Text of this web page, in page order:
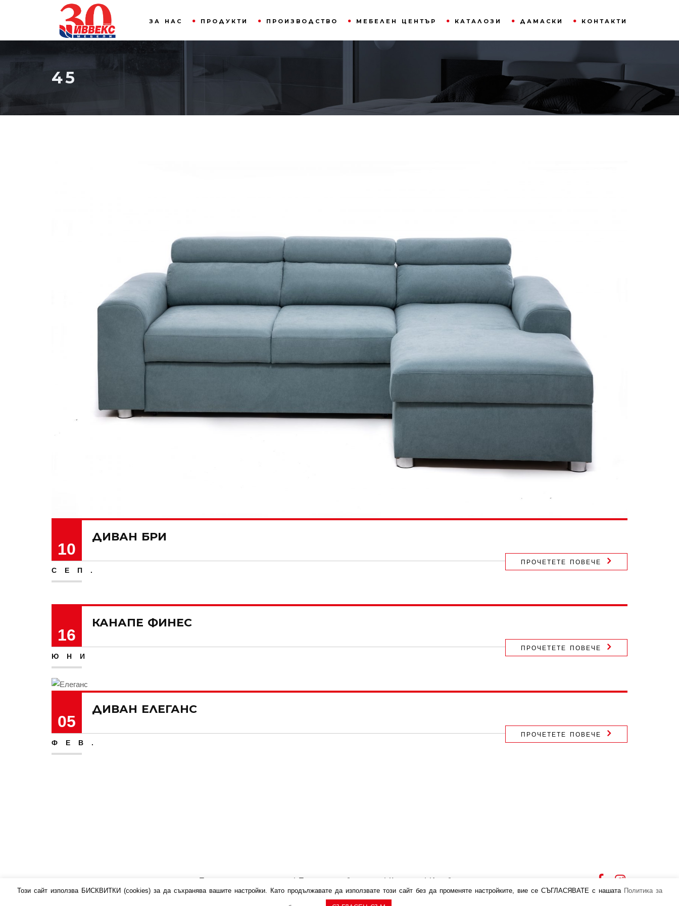
ЗА НАС ПРОДУКТИ ПРОИЗВОДСТВО МЕБЕЛЕН ЦЕНТЪР КАТАЛОЗИ ДАМАСКИ КОНТАКТИ
45
10
СЕП.
ДИВАН БРИ
ПРОЧЕТЕТЕ ПОВЕЧЕ
16
ЮНИ
КАНАПЕ ФИНЕС
ПРОЧЕТЕТЕ ПОВЕЧЕ
05
ФЕВ.
ДИВАН ЕЛЕГАНС
ПРОЧЕТЕТЕ ПОВЕЧЕ
Политика за лични данни | Политика за бисквитки | Каталози | Изработка на
уеб сайт Digitalis
Този сайт използва БИСКВИТКИ (cookies) за да съхранява вашите настройки. Като продължавате да използвате този сайт без да променяте настройките, вие се СЪГЛАСЯВАТЕ с нашата Политика за